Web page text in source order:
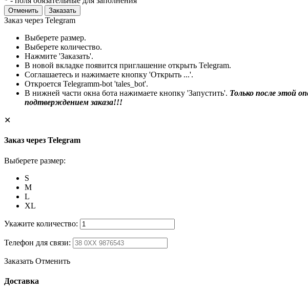
Отменить Заказать
Заказ через Telegram
Выберете размер.
Выберете количество.
Нажмите 'Заказать'.
В новой вкладке появится приглашение открыть Telegram.
Соглашаетесь и нажимаете кнопку 'Открыть ...'.
Откроется Telegramm-bot 'tales_bot'.
В нижней части окна бота нажимаете кнопку 'Запустить'. Только после этой
подтверждением заказа!!!
✕
Заказ через Telegram
Выберете размер:
S
M
L
XL
Укажите количество:
Телефон для связи:
Заказать Отменить
Доставка